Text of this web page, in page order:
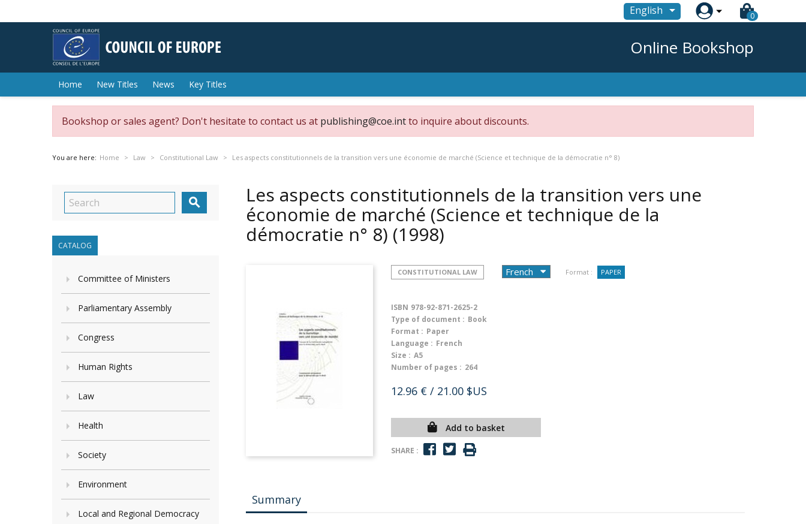
English  0
Online Bookshop
Home New Titles News Key Titles
Bookshop or sales agent? Don't hesitate to contact us at publishing@coe.intto inquire about discounts.
You are here: Home Law Constitutional Law Les aspects constitutionnels de la transition vers une économie de marché (Science et technique de la démocratie n° 8)

CATALOG
Committee of Ministers
Parliamentary Assembly
Congress
Human Rights
Law
Health
Society
Environment
Local and Regional Democracy
Les aspects constitutionnels de la transition vers une
économie de marché (Science et technique de la
démocratie n° 8) (1998)
CONSTITUTIONAL LAW Format : PAPER
ISBN 978-92-871-2625-2
Type of document : Book
Format : Paper
Language : French
Size : A5
Number of pages : 264
12.96 € / 21.00 $US
Add to basket
SHARE :
Summary